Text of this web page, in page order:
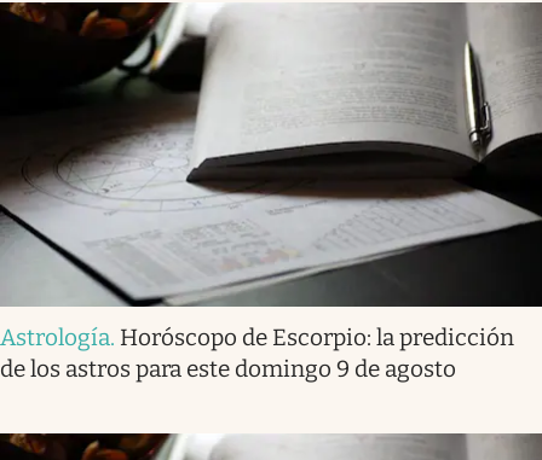
Astrología. Horóscopo de Escorpio: la predicción
de los astros para este domingo 9 de agosto